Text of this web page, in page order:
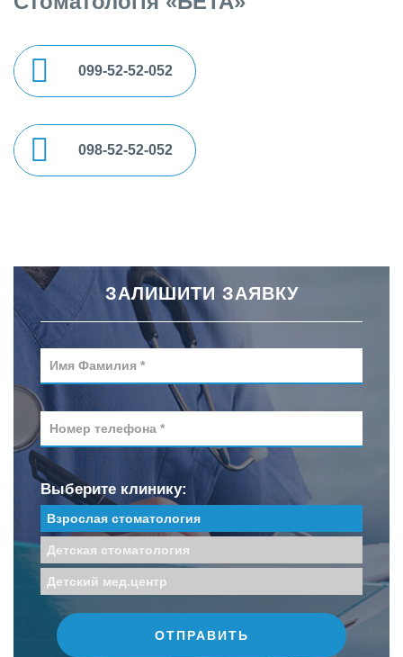
099-52-52-052
098-52-52-052
ЗАЛИШИТИ ЗАЯВКУ
Выберите клинику:
Взрослая стоматология
Детская стоматология
Детский мед.центр